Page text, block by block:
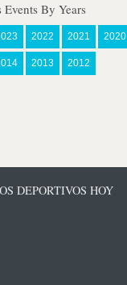
By Years
2022 2021 2020
2013 2012
DEPORTIVOS HOY